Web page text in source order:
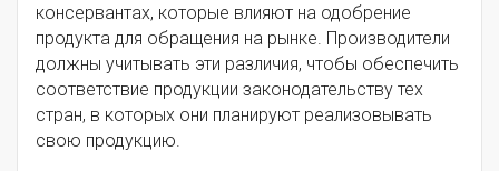
консервантах, которые влияют на одобрение
продукта для обращения на рынке. Производители
должны учитывать эти различия, чтобы обеспечить
соответствие продукции законодательству тех
стран, в которых они планируют реализовывать
свою продукцию.